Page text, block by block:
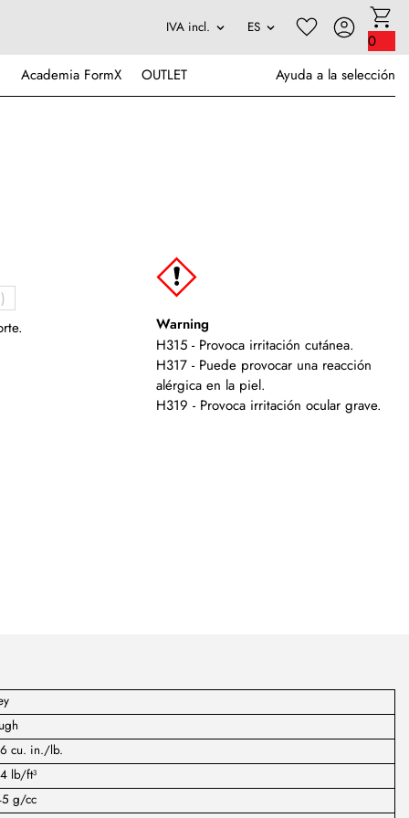
0
Academia FormX OUTLET Ayuda a la selección
Warning
H315 - Provoca irritación cutánea.
H317 - Puede provocar una reacción
alérgica en la piel.
H319 - Provoca irritación ocular grave.
cu. in./lb.
lb/ft³
g/cc